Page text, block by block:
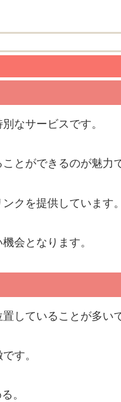
なサービスです。
とができるのが魅力
クを提供しています
会となります。
していることが多い
す。
。